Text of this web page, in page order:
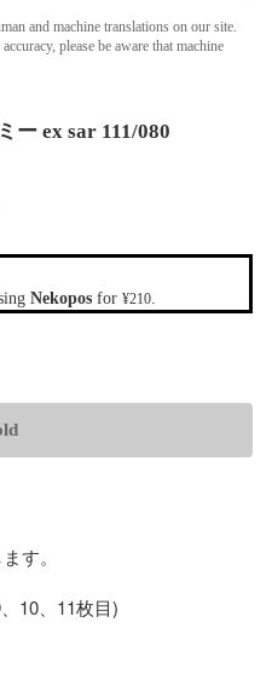
and machine translations on our site.
please be aware that machine
ー ex sar 111/080
Nekopos for ¥210
す。
10、11枚目)